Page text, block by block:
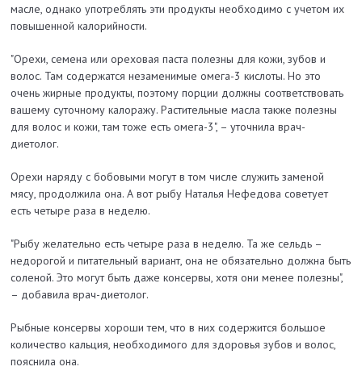
масле, однако употреблять эти продукты необходимо с учетом их
повышенной калорийности.
"Орехи, семена или ореховая паста полезны для кожи, зубов и
волос. Там содержатся незаменимые омега-3 кислоты. Но это
очень жирные продукты, поэтому порции должны соответствовать
вашему суточному калоражу. Растительные масла также полезны
для волос и кожи, там тоже есть омега-3", – уточнила врач-
диетолог.
Орехи наряду с бобовыми могут в том числе служить заменой
мясу, продолжила она. А вот рыбу Наталья Нефедова советует
есть четыре раза в неделю.
"Рыбу желательно есть четыре раза в неделю. Та же сельдь –
недорогой и питательный вариант, она не обязательно должна быть
соленой. Это могут быть даже консервы, хотя они менее полезны",
– добавила врач-диетолог.
Рыбные консервы хороши тем, что в них содержится большое
количество кальция, необходимого для здоровья зубов и волос,
пояснила она.